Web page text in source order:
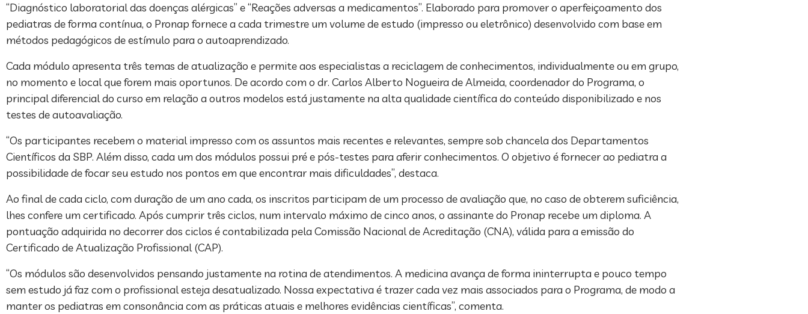
“Diagnóstico laboratorial das doenças alérgicas” e “Reações adversas a medicamentos”. Elaborado para promover o aperfeiçoamento dos
pediatras de forma contínua, o Pronap fornece a cada trimestre um volume de estudo (impresso ou eletrônico) desenvolvido com base em
métodos pedagógicos de estímulo para o autoaprendizado.
Cada módulo apresenta três temas de atualização e permite aos especialistas a reciclagem de conhecimentos, individualmente ou em grupo,
no momento e local que forem mais oportunos. De acordo com o dr. Carlos Alberto Nogueira de Almeida, coordenador do Programa, o
principal diferencial do curso em relação a outros modelos está justamente na alta qualidade científica do conteúdo disponibilizado e nos
testes de autoavaliação.
“Os participantes recebem o material impresso com os assuntos mais recentes e relevantes, sempre sob chancela dos Departamentos
Científicos da SBP. Além disso, cada um dos módulos possui pré e pós-testes para aferir conhecimentos. O objetivo é fornecer ao pediatra a
possibilidade de focar seu estudo nos pontos em que encontrar mais dificuldades”, destaca.
Ao final de cada ciclo, com duração de um ano cada, os inscritos participam de um processo de avaliação que, no caso de obterem suficiência,
lhes confere um certificado. Após cumprir três ciclos, num intervalo máximo de cinco anos, o assinante do Pronap recebe um diploma. A
pontuação adquirida no decorrer dos ciclos é contabilizada pela Comissão Nacional de Acreditação (CNA), válida para a emissão do
Certificado de Atualização Profissional (CAP).
“Os módulos são desenvolvidos pensando justamente na rotina de atendimentos. A medicina avança de forma ininterrupta e pouco tempo
sem estudo já faz com o profissional esteja desatualizado. Nossa expectativa é trazer cada vez mais associados para o Programa, de modo a
manter os pediatras em consonância com as práticas atuais e melhores evidências científicas”, comenta.